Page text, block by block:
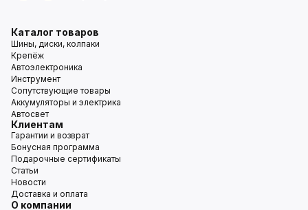
Каталог товаров
Шины, диски, колпаки
Крепёж
Автоэлектроника
Инструмент
Сопутствующие товары
Аккумуляторы и электрика
Автосвет
Клиентам
Гарантии и возврат
Бонусная программа
Подарочные сертификаты
Статьи
Новости
Доставка и оплата
О компании